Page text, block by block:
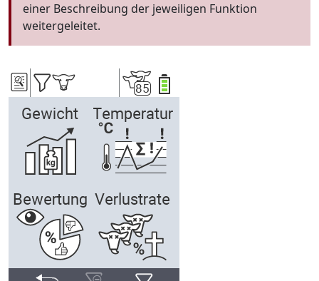
einer Beschreibung der jeweiligen Funktion
weitergeleitet.